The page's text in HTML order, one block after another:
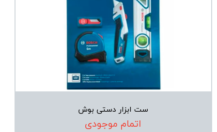
ست ابزار دستی بوش
اتمام موجودی